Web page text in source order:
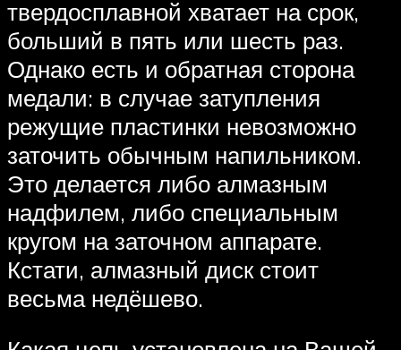
твердосплавной хватает на срок,
больший в пять или шесть раз.
Однако есть и обратная сторона
медали: в случае затупления
режущие пластинки невозможно
заточить обычным напильником.
Это делается либо алмазным
надфилем, либо специальным
кругом на заточном аппарате.
Кстати, алмазный диск стоит
весьма недёшево.